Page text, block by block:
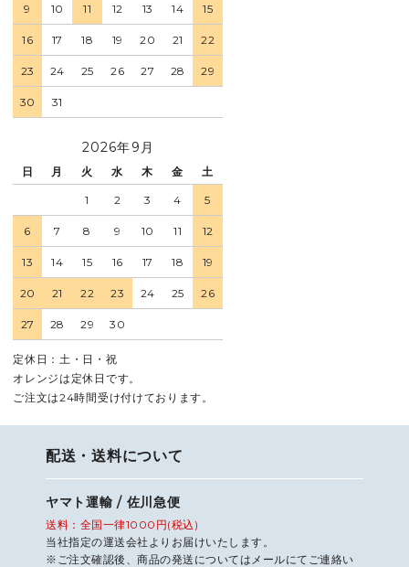
9 10 11 12 13 14 15
16 17 18 19 20 21 22
23 24 25 26 27 28 29
30 31
2026年9月
日 月 火 水 木 金 土
1 2 3 4 5
6 7 8 9 10 11 12
13 14 15 16 17 18 19
20 21 22 23 24 25 26
27 28 29 30
定休日：土・日・祝
オレンジは定休日です。
ご注文は24時間受け付けております。
配送・送料について
ヤマト運輸 / 佐川急便
送料：全国一律1000円(税込)
当社指定の運送会社よりお届けいたします。
※ご注文確認後、商品の発送についてはメールにてご連絡い